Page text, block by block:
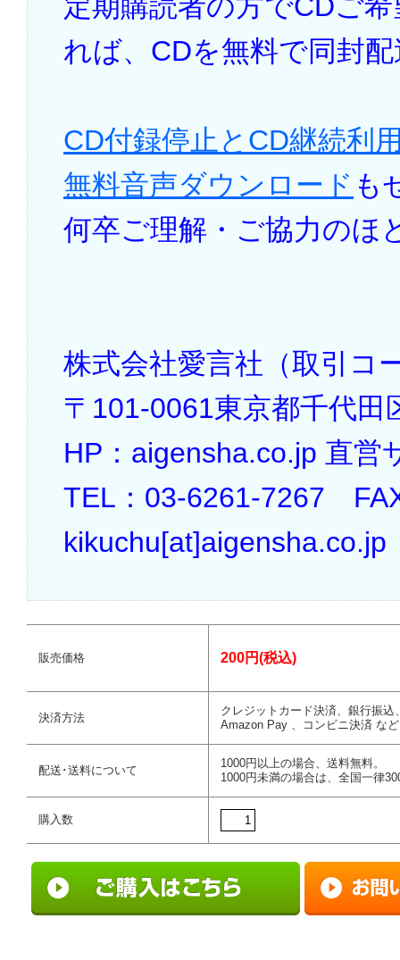
定期購読者の方でCDご
れば、CDを無料で同封
CD付録停止とCD継続利
無料音声ダウンロード も
何卒ご理解・ご協力のほ
株式会社愛言社（取引コ
〒101-0061東京都千代田
HP：aigensha.co.jp 直営
TEL：03-6261-7267
kikuchu[at]aigensha.co.jp
販売価格 200円(税込)
決済方法
クレジットカード決済、銀行振込
Amazon Pay 、コンビニ決済 など
配送･送料について
1000円以上の場合、送料無料。
1000円未満の場合は、全国一律
購入数